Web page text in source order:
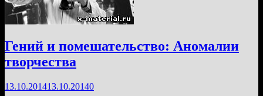
Гений и помешательство: Аномалии
творчества
13.10.201413.10.20140